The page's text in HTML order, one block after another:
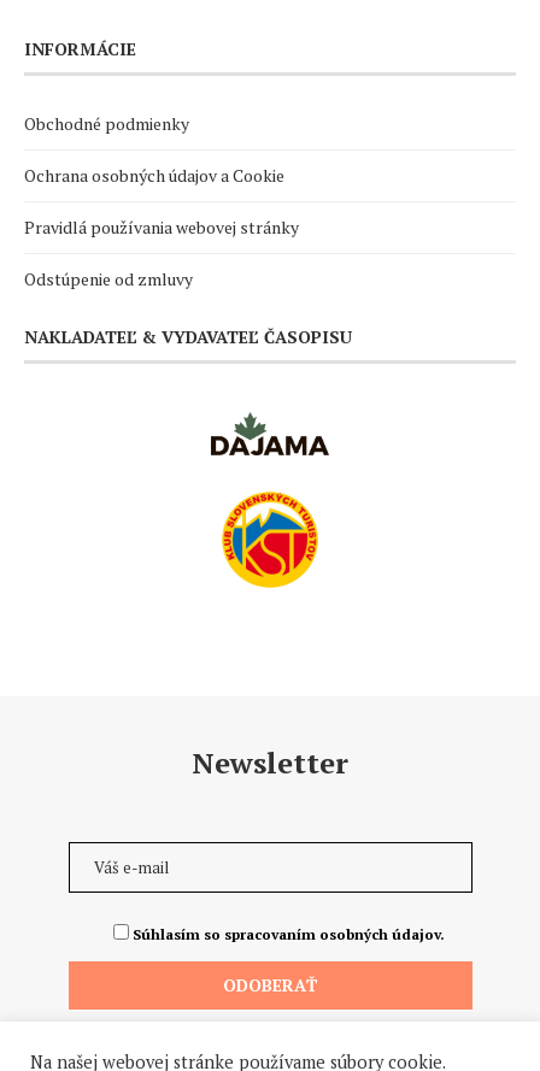
INFORMÁCIE
Obchodné podmienky
Ochrana osobných údajov a Cookie
Pravidlá používania webovej stránky
Odstúpenie od zmluvy
NAKLADATEĽ & VYDAVATEĽ ČASOPISU
Newsletter
Súhlasím so spracovaním osobných údajov.
Na našej webovej stránke používame súbory cookie.